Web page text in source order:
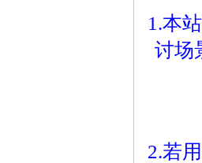
1.本
讨场
2.若